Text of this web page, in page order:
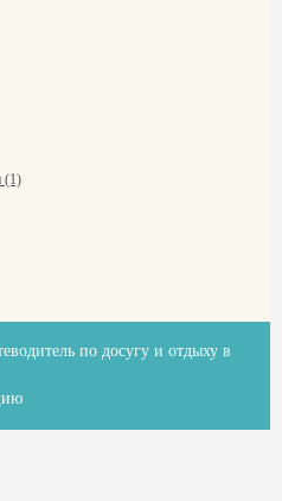
(1)
по досугу и отдыху в